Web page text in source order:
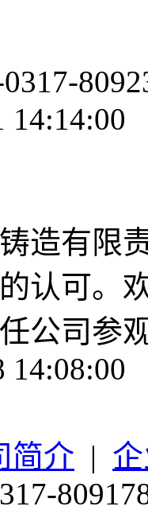
造有限
认可。
公司参
简介 |